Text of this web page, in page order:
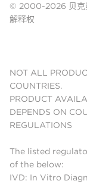
© 2000-2026 贝克
解释权
NOT ALL
COUNTRIES.
PRODUCT
DEPENDS ON
REGULATIONS
The listed
of the below:
IVD: In Vitro